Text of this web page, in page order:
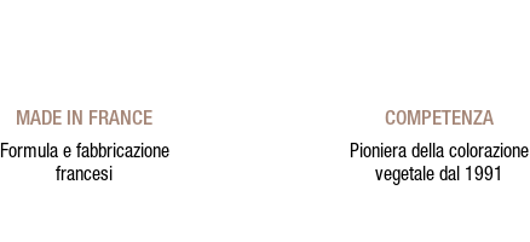
MADE IN FRANCE
Formula e fabbricazione
francesi
COMPETENZA
Pioniera della colorazione
vegetale dal 1991